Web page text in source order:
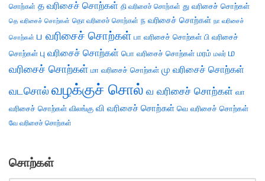
சொற்கள் த வரிசைச் சொற்கள் தி வரிசைச் சொற்கள் து வரிசைச் சொற்கள்
தெ வரிசைச் சொற்கள் தொ வரிசைச் சொற்கள் ந வரிசைச் சொற்கள் நா வரிசைச்
சொற்கள் ப வரிசைச் சொற்கள் பா வரிசைச் சொற்கள் பி வரிசைச்
சொற்கள் பு வரிசைச் சொற்கள் பொ வரிசைச் சொற்கள் மரம் மலர் ம
வரிசைச் சொற்கள் மா வரிசைச் சொற்கள் மு வரிசைச் சொற்கள்
வடசொல் வழக்குச் சொல் வ வரிசைச் சொற்கள் வா
வரிசைச் சொற்கள் விலங்கு வி வரிசைச் சொற்கள் வெ வரிசைச் சொற்கள்
வே வரிசைச் சொற்கள்
சொற்கள்